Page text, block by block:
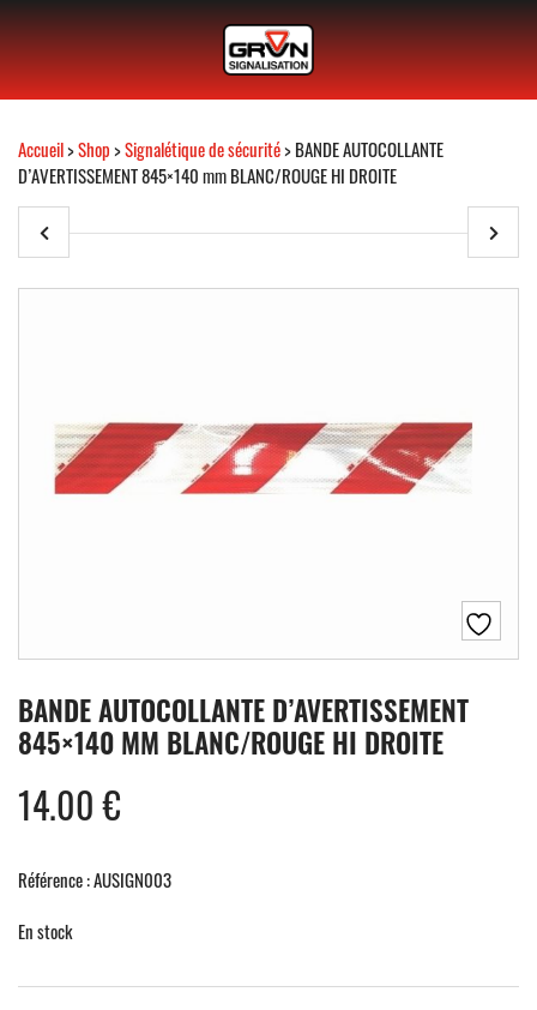
Accueil>Shop>Signalétique de sécurité> BANDE AUTOCOLLANTE
D’AVERTISSEMENT 845×140 mm BLANC/ROUGE HI DROITE
BANDE AUTOCOLLANTE D’AVERTISSEMENT
845×140 MM BLANC/ROUGE HI DROITE
14.00€
Référence : AUSIGN003
En stock